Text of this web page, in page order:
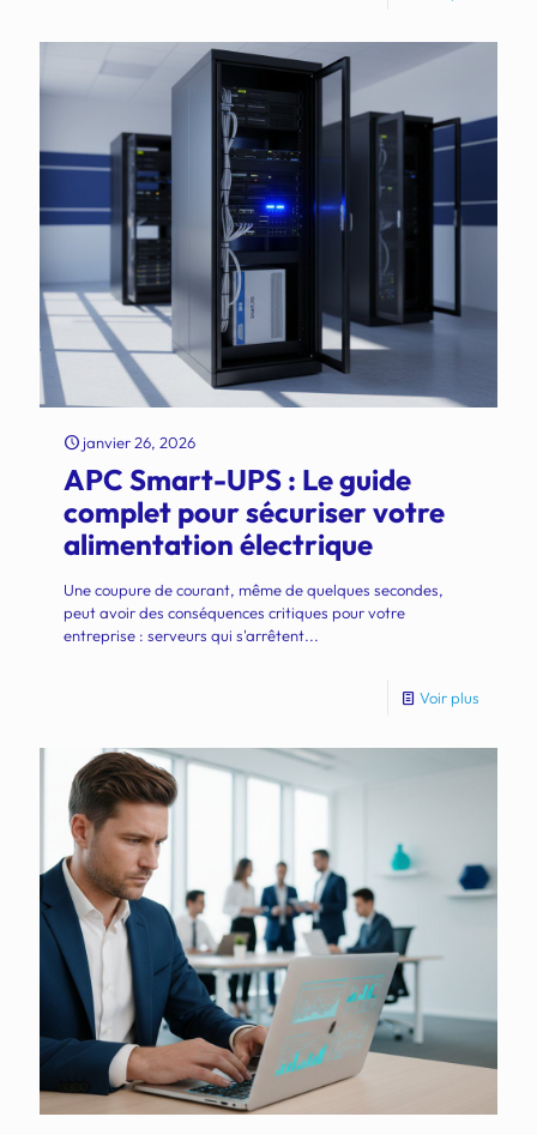
janvier 26, 2026
APC Smart-UPS : Le guide
complet pour sécuriser votre
alimentation électrique
Une coupure de courant, même de quelques secondes,
peut avoir des conséquences critiques pour votre
entreprise : serveurs qui s'arrêtent...
Voir plus